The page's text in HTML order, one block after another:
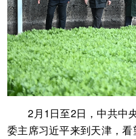
2月1日至2日，中共中
委主席习近平来到天津，